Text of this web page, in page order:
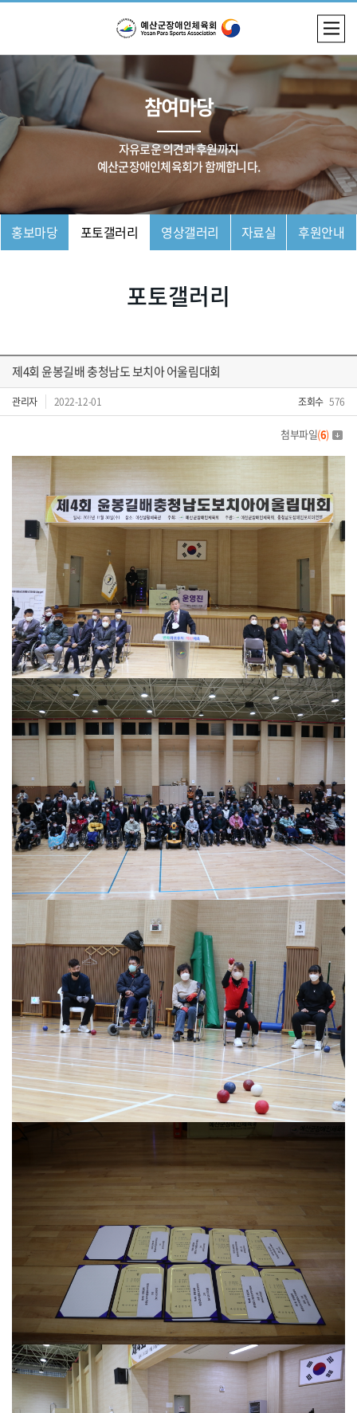
참여마당
자유로운 의견과 후원까지
예산군장애인체육회가 함께합니다.
홍보마당 포토갤러리 영상갤러리 자료실 후원안내
포토갤러리
제4회 윤봉길배 충청남도 보치아 어울림대회
관리자 2022-12-01 조회수 576
첨부파일(6)